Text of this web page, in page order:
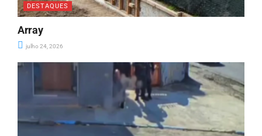
DESTAQUES
Array
julho 24, 2026